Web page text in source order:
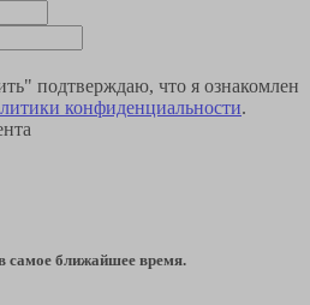
подтверждаю, что я ознакомлен
конфиденциальности.
самое ближайшее время.